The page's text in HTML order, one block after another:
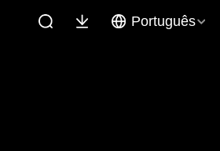
Português